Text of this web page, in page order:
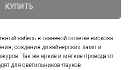
КУПИТЬ
кабель в тканевой оплётке вискоза.
создания дизайнерских ламп и
Так же яркие и мягкие провода от
для светильников-пауков.